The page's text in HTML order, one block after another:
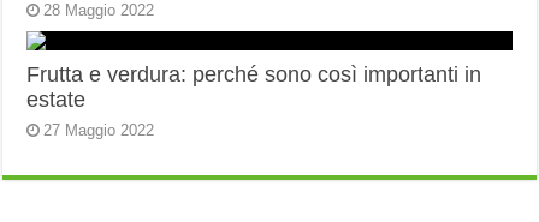
28 Maggio 2022
Frutta e verdura: perché sono così importanti in
estate
27 Maggio 2022